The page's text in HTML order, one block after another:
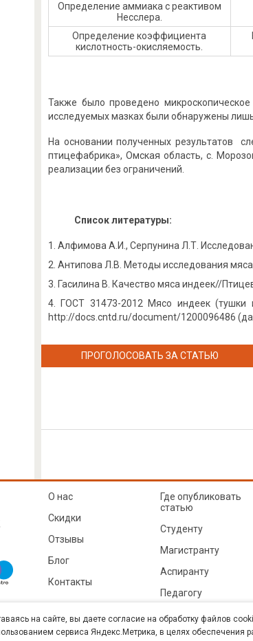
Определение аммиака с реактивом
Несслера.
Определение коэффициента
кислотность-окисляемость.
Также было проведено
исследуемых мазках были обнаружены лишь
На основании полученных результатов
птицефабрика», Омская область, с.
реализации без ограничений.
Список литературы:
Алфимова А.И., Серпунина Л.Т.
Антипова Л.В. Методы исследования
Гасилина В. Качество мяса индеек//
ГОСТ 31473-2012 Мясо индеек (тушки
http://docs.cntd.ru/document/1200096486
ПРОГОЛОСОВАТЬ ЗА СТАТЬЮ
О нас
Скидки
Отзывы
Блог
Контакты
Где опубликовать
статью
Студенту
Магистранту
Аспиранту
Педагогу
Карта сайта
на сайте, вы даете согласие на обработку файлов
сервиса Яндекс.Метрика, в целях обеспечения